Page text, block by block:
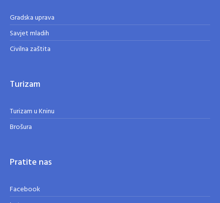
Gradska uprava
Savjet mladih
Civilna zaštita
Turizam
Turizam u Kninu
Brošura
Pratite nas
Facebook